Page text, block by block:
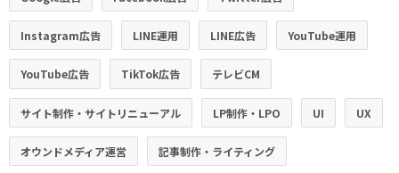
Instagram広告 LINE運用 LINE広告 YouTube運用
YouTube広告 TikTok広告 テレビCM
サイト制作・サイトリニューアル LP制作・LPO UI UX
オウンドメディア運営 記事制作・ライティング